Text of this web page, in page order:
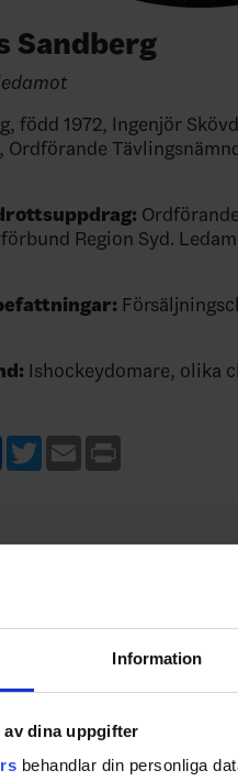
Information
dina uppgifter
behandlar din personliga
Sandberg
född 1972, Ingenjör
Ordförande
Region Syd.
Ishockeydomare, olika
Facebook
TwitterEmail